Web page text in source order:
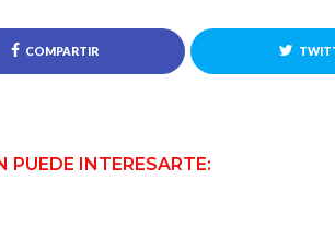
COMPARTIR
PUEDE INTERESARTE: